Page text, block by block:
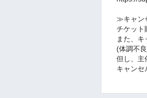
≫キャン
チケット
また、
(体調不
但し、主
キャンセ